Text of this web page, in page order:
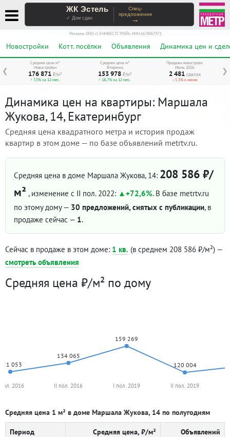
ЖК Эстель
✓ Дом сдан
Спец-
предложение
→
Реклама. ООО «СЗ ИНВЕСТСТРОЙ», ИНН 6678067973
Новостройки Котт. посёлки Объявления Динамика цен и
❮ ❯
Средняя цена м²
Новостройки
176 871 ₽/м²
↑ 7,5% за 12 мес.
Средняя цена м²
Вторичка
153 978 ₽/м²
↑ 18,7% за 12 мес.
Продажи новостроек
Июль 2026
2 481 сделок
↓ 5,3% к июню
Динамика цен на квартиры: Маршала
Жукова, 14, Екатеринбург
Средняя цена квадратного метра и история продаж
квартир в этом доме — по базе объявлений metrtv.ru.
Средняя цена в доме Маршала Жукова, 14: 208 586 ₽/
м² , изменение с II пол. 2022: +72,6%. В базе metrtv.ru
по этому дому — 30 предложений, снятых с публикации, в
продаже сейчас — 1.
Сейчас в продаже в этом доме: 1 кв. (в среднем 208 586 ₽/м²) —
смотреть объявления
Средняя цена ₽/м² по дому
053
134 065
159 269
120 004
2016 II пол. 2016 I пол. 2019 II пол. 2019
Средняя цена 1 м² в доме Маршала Жукова, 14 по полугодиям
Период Средняя цена, ₽/м² Объявлений